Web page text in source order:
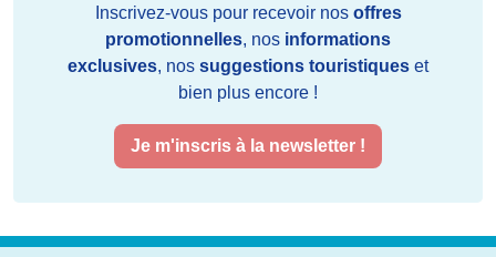
Inscrivez-vous pour recevoir nos offres
promotionnelles, nos informations
exclusives, nos suggestions touristiques et
bien plus encore !
Je m'inscris à la newsletter !